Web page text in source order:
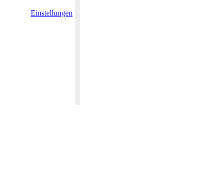
Einstellungen